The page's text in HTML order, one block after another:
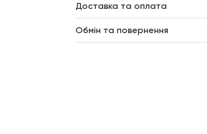
Доставка та оплата
Обмін та повернення